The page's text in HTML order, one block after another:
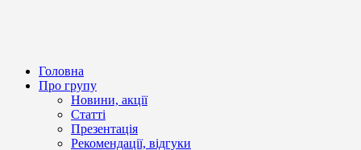
Головна
Про групу
Новини, акції
Статті
Презентація
Рекомендації, відгуки